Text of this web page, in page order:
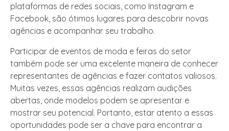
plataformas de redes sociais, como Instagram e
Facebook, são ótimos lugares para descobrir novas
agências e acompanhar seu trabalho.
Participar de eventos de moda e feiras do setor
também pode ser uma excelente maneira de conhecer
representantes de agências e fazer contatos valiosos.
Muitas vezes, essas agências realizam audições
abertas, onde modelos podem se apresentar e
mostrar seu potencial. Portanto, estar atento a essas
oportunidades pode ser a chave para encontrar a